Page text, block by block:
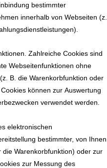
bestimmter
innerhalb von Webseiten (z.
Zahlreiche Cookies sind
Webseitenfunktionen ohne
B. die Warenkorbfunktion oder
können zur Auswertung
verwendet werden.
elektronischen
bestimmter, von Ihnen
Warenkorbfunktion) oder zur
zur Messung des